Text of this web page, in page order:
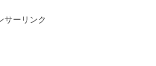
サーリンク